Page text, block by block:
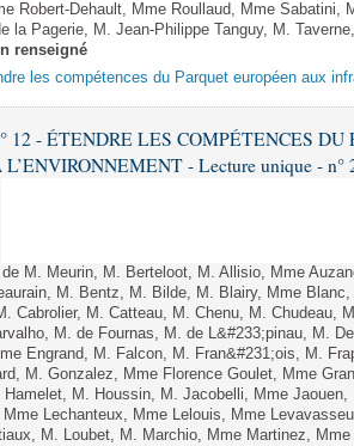
Robert-Dehault, Mme Roullaud, Mme
la Pagerie, M. Jean-Philippe Tanguy, M.
renseigné
les compétences du Parquet européen aux
12 - ÉTENDRE LES COMPÉTENCES
- Lecture unique - n°
M. Meurin, M. Berteloot, M. Allisio, Mme
M. Bentz, M. Bilde, M. Blairy, Mme
Cabrolier, M. Catteau, M. Chenu, M. Chudeau,
M. de Fournas, M. de L&#233;pinau, M.
Engrand, M. Falcon, M. Fran&#231;ois, M.
M. Gonzalez, Mme Florence Goulet, Mme
Hamelet, M. Houssin, M. Jacobelli, Mme
Mme Lechanteux, Mme Lelouis, Mme
M. Loubet, M. Marchio, Mme Martinez,